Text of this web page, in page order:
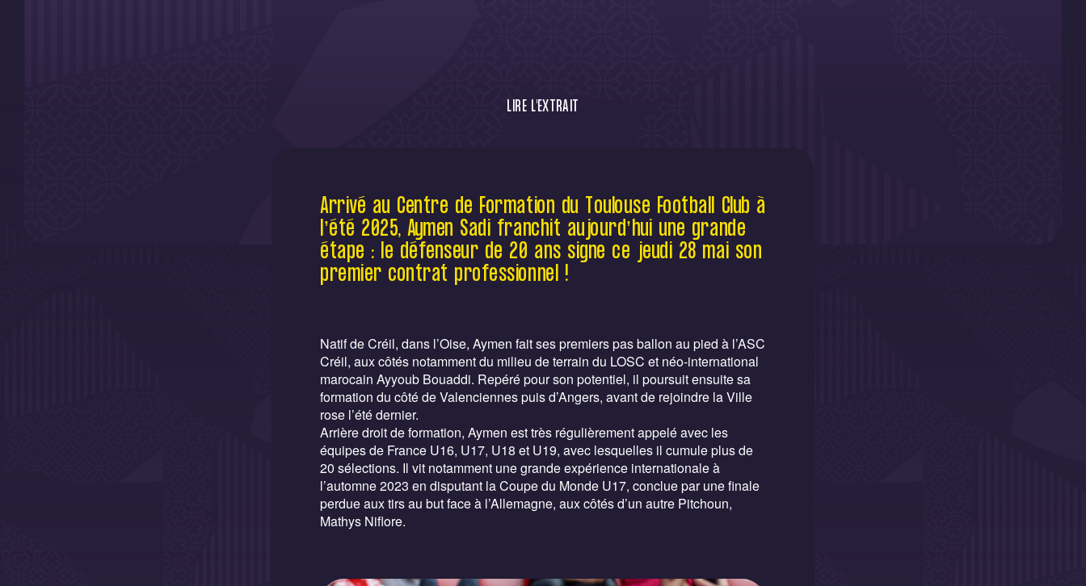
LIRE L'EXTRAIT
à Valenciennes et Angers, international
tricolores dans les sélections de jeunes
(U16 à U19), est récompensé de sa
résilience et force de caractère !
Arrivé au Centre de Formation du Toulouse Football Club à
l’été 2025, Aymen Sadi franchit aujourd’hui une grande
étape : le défenseur de 20 ans signe ce jeudi 28 mai son
premier contrat professionnel !
Natif de Créil, dans l’Oise, Aymen fait ses premiers pas ballon au pied à l’ASC
Créil, aux côtés notamment du milieu de terrain du LOSC et néo-international
marocain Ayyoub Bouaddi. Repéré pour son potentiel, il poursuit ensuite sa
formation du côté de Valenciennes puis d’Angers, avant de rejoindre la Ville
rose l’été dernier.
Arrière droit de formation, Aymen est très régulièrement appelé avec les
équipes de France U16, U17, U18 et U19, avec lesquelles il cumule plus de
20 sélections. Il vit notamment une grande expérience internationale à
l’automne 2023 en disputant la Coupe du Monde U17, conclue par une finale
perdue aux tirs au but face à l’Allemagne, aux côtés d’un autre Pitchoun,
Mathys Niflore.